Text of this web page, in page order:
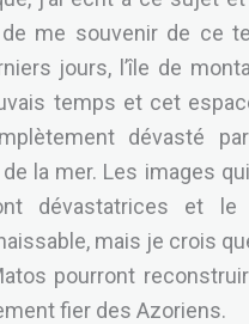
me souvenir de ce
jours, l’île de
temps et cet
dévasté
la mer. Les images
dévastatrices et le
mais je crois
pourront
fier des Azoriens.